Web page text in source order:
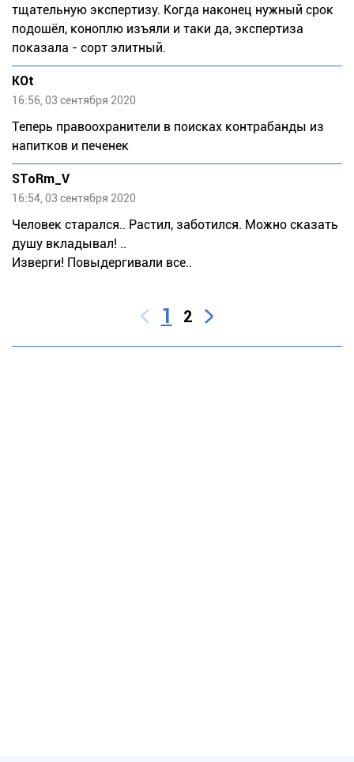
тщательную экспертизу. Когда наконец нужный срок
подошёл, коноплю изъяли и таки да, экспертиза
показала - сорт элитный.
KOt
16:56, 03 сентября 2020
Теперь правоохранители в поисках контрабанды из
напитков и печенек
SToRm_V
16:54, 03 сентября 2020
Человек старался.. Растил, заботился. Можно сказать
душу вкладывал! ..
Изверги! Повыдергивали все..
1 2